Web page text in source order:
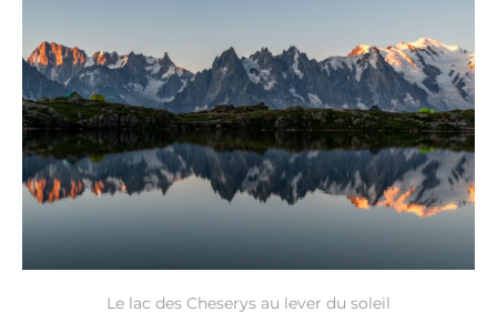
Le lac des Cheserys au lever du soleil